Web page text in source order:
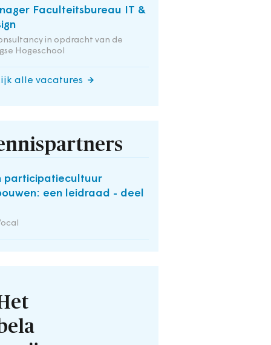
Faculteitsbureau IT &
in opdracht van de
Hogeschool
alle vacatures
participatiecultuur
een leidraad - deel